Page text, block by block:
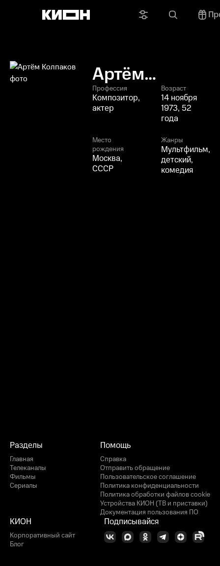
Артём
Колпаков
Профессия
Композитор,
актер
Возраст
14 ноября
1973, 52
года
Место
рождения
Москва,
СССР
Жанры
Мультфильм,
детский,
комедия
Разделы
Главная
Телеканалы
Фильмы
Сериалы
Помощь
Справка
Отправить обращение
Пользовательское соглашение
Политика конфиденциальности
Политика обработки файлов cookie
Устройства КИОН (ТВ и приставки)
Документация пользования ПО
КИОН
Корпоративный сайт
Блог
Подписывайся